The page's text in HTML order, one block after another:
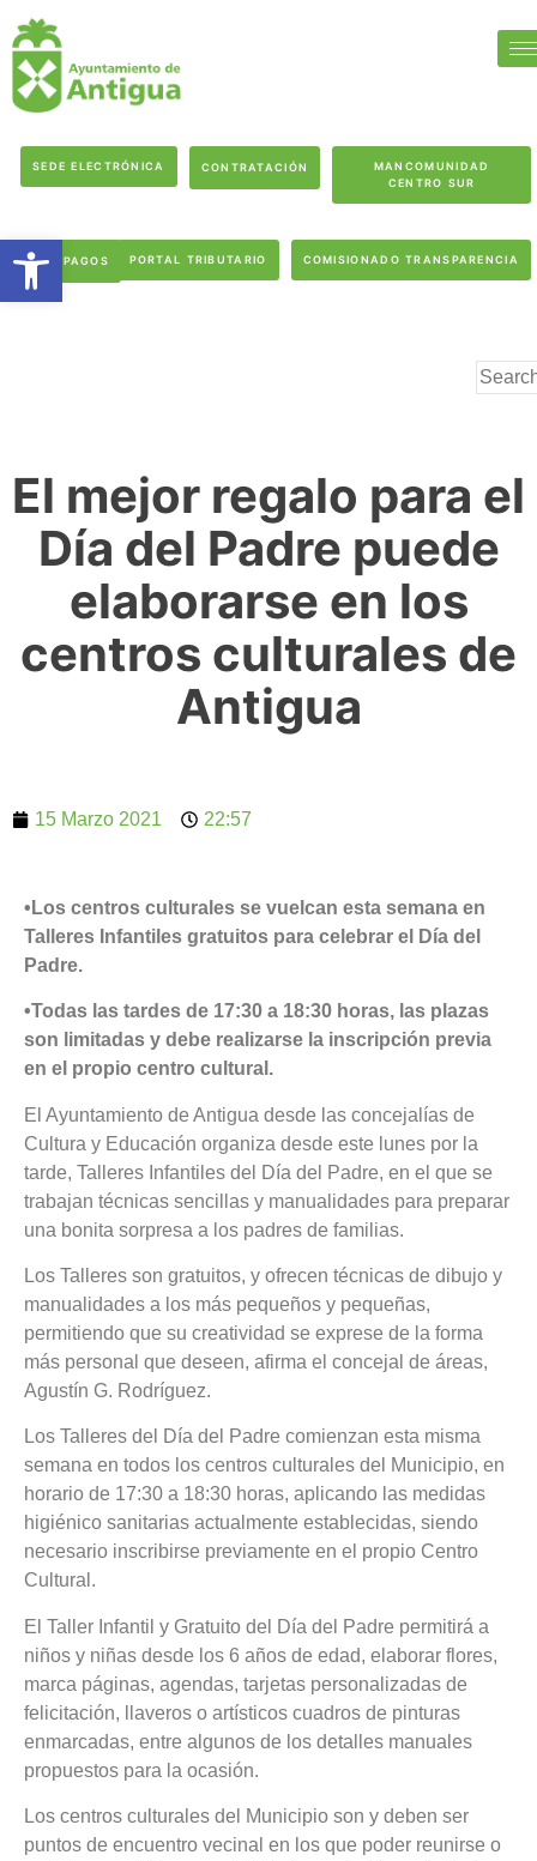
SEDE ELECTRÓNICA CONTRATACIÓN
MANCOMUNIDAD
CENTRO SUR
PAGOS PORTAL TRIBUTARIO COMISIONADO TRANSPARENCIA
El mejor regalo para el
Día del Padre puede
elaborarse en los
centros culturales de
Antigua
15 Marzo 2021 22:57
•Los centros culturales se vuelcan esta semana en
Talleres Infantiles gratuitos para celebrar el Día del
Padre.
•Todas las tardes de 17:30 a 18:30 horas, las plazas
son limitadas y debe realizarse la inscripción previa
en el propio centro cultural.
El Ayuntamiento de Antigua desde las concejalías de
Cultura y Educación organiza desde este lunes por la
tarde, Talleres Infantiles del Día del Padre, en el que se
trabajan técnicas sencillas y manualidades para preparar
una bonita sorpresa a los padres de familias.
Los Talleres son gratuitos, y ofrecen técnicas de dibujo y
manualidades a los más pequeños y pequeñas,
permitiendo que su creatividad se exprese de la forma
más personal que deseen, afirma el concejal de áreas,
Agustín G. Rodríguez.
Los Talleres del Día del Padre comienzan esta misma
semana en todos los centros culturales del Municipio, en
horario de 17:30 a 18:30 horas, aplicando las medidas
higiénico sanitarias actualmente establecidas, siendo
necesario inscribirse previamente en el propio Centro
Cultural.
El Taller Infantil y Gratuito del Día del Padre permitirá a
niños y niñas desde los 6 años de edad, elaborar flores,
marca páginas, agendas, tarjetas personalizadas de
felicitación, llaveros o artísticos cuadros de pinturas
enmarcadas, entre algunos de los detalles manuales
propuestos para la ocasión.
Los centros culturales del Municipio son y deben ser
puntos de encuentro vecinal en los que poder reunirse o
Abrir barra de herramientas